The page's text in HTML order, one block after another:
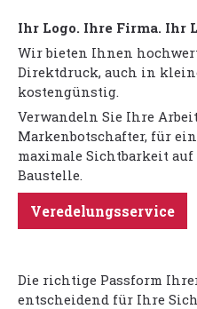
Ihr Logo. Ihre Firma. Ihr
Wir bieten Ihnen
Direktdruck, auch in
kostengünstig.
Verwandeln Sie Ihre
Markenbotschafter, für
maximale Sichtbarkeit auf
Baustelle.
Veredelungsservice
Die richtige Passform
entscheidend für Ihre